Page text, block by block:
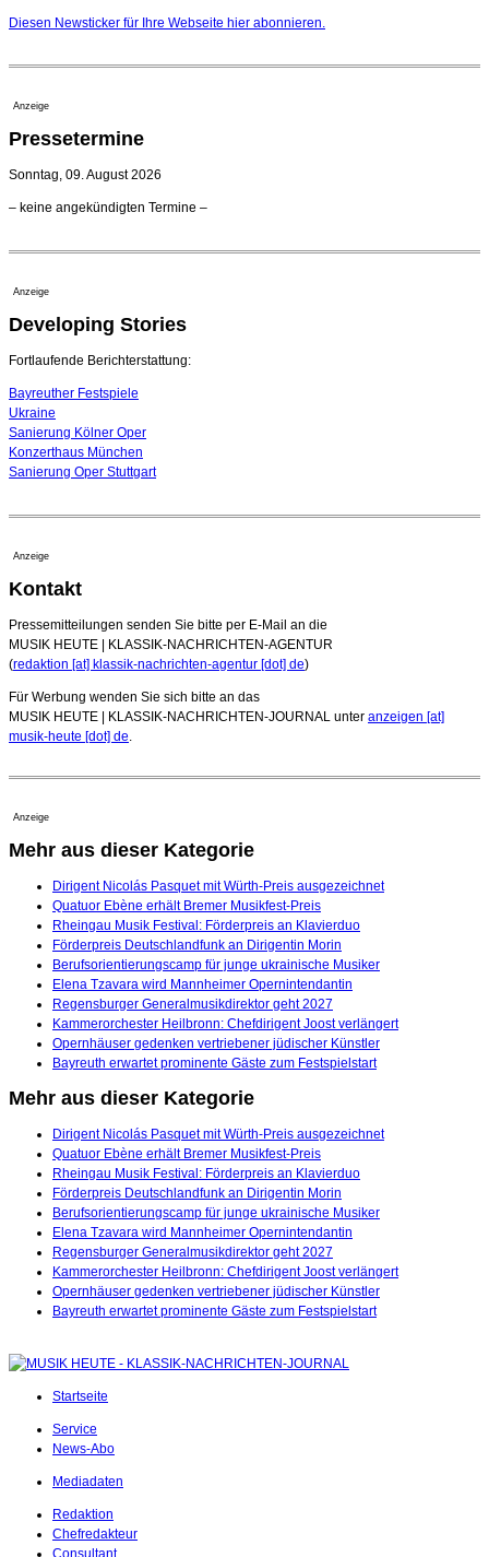
Nationaltheater Mannheim
Regensburger Generalmusikdirektor Stefan Veselka
Kammerorchester Heilbronn: Chefdirigent Risto Joost
verlängert bis 2030
Ensemblemitglieder
Dirigent Nicolás Pasquet mit Würth-Preis der
Jeunesses Musicales ausgezeichnet
07. August 2026 - 13:20 Uhr
Diesen Newsticker für Ihre Webseite hier abonnieren.
Anzeige
Pressetermine
Sonntag, 09. August 2026
– keine angekündigten Termine –
Anzeige
Developing Stories
Fortlaufende Berichterstattung:
Bayreuther Festspiele
Ukraine
Sanierung Kölner Oper
Konzerthaus München
Sanierung Oper Stuttgart
Anzeige
Kontakt
Pressemitteilungen senden Sie bitte per E-Mail an die
MUSIK HEUTE | KLASSIK-NACHRICHTEN-AGENTUR
(redaktion [at] klassik-nachrichten-agentur [dot] de)
Für Werbung wenden Sie sich bitte an das
MUSIK HEUTE | KLASSIK-NACHRICHTEN-JOURNAL unter anzeigen [at]
musik-heute [dot] de
Anzeige
Mehr aus dieser Kategorie
Dirigent Nicolás Pasquet mit Würth-Preis ausgezeichnet
Quatuor Ebène erhält Bremer Musikfest-Preis
Rheingau Musik Festival: Förderpreis an Klavierduo
Förderpreis Deutschlandfunk an Dirigentin Morin
Berufsorientierungscamp für junge ukrainische Musiker
Elena Tzavara wird Mannheimer Opernintendantin
Regensburger Generalmusikdirektor geht 2027
Kammerorchester Heilbronn: Chefdirigent Joost verlängert
Opernhäuser gedenken vertriebener jüdischer Künstler
Bayreuth erwartet prominente Gäste zum Festspielstart
Mehr aus dieser Kategorie
Dirigent Nicolás Pasquet mit Würth-Preis ausgezeichnet
Quatuor Ebène erhält Bremer Musikfest-Preis
Rheingau Musik Festival: Förderpreis an Klavierduo
Förderpreis Deutschlandfunk an Dirigentin Morin
Berufsorientierungscamp für junge ukrainische Musiker
Elena Tzavara wird Mannheimer Opernintendantin
Regensburger Generalmusikdirektor geht 2027
Kammerorchester Heilbronn: Chefdirigent Joost verlängert
Opernhäuser gedenken vertriebener jüdischer Künstler
Bayreuth erwartet prominente Gäste zum Festspielstart
Startseite
Service
News-Abo
Mediadaten
Redaktion
Chefredakteur